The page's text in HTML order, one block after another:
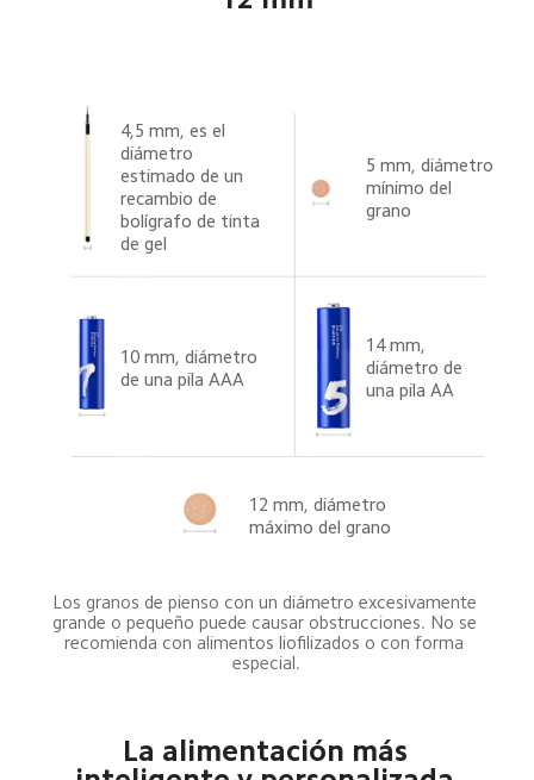
4,5 mm, es el
diámetro
estimado de un
recambio de
bolígrafo de tinta
de gel
5 mm, diámetro
mínimo del
grano
10 mm, diámetro
de una pila AAA
14 mm,
diámetro de
una pila AA
12 mm, diámetro
máximo del grano
Los granos de pienso con un diámetro excesivamente
grande o pequeño puede causar obstrucciones. No se
recomienda con alimentos liofilizados o con forma
especial.
La alimentación más